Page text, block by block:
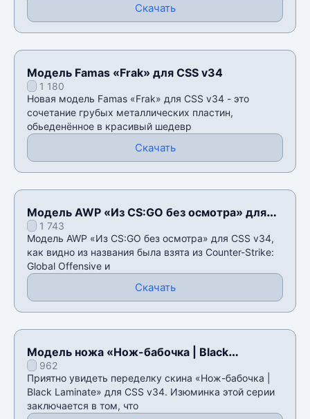
Скачать
Модель Famas «Frak» для CSS v34
1 180
Новая модель Famas «Frak» для CSS v34 - это
сочетание грубых металлических пластин,
обьеденённое в красивый шедевр
Скачать
Модель AWP «Из CS:GO без осмотра» для
CSS v34
1 743
Модель AWP «Из CS:GO без осмотра» для CSS v34,
как видно из названия была взята из Counter-Strike:
Global Offensive и
Скачать
Модель ножа «Нож-бабочка | Black
Laminate» для CSS v34
962
Приятно увидеть переделку скина «Нож-бабочка |
Black Laminate» для CSS v34. Изюминка этой серии
заключается в том, что